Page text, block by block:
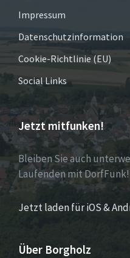
Impressum
Datenschutzinformation
Cookie-Richtlinie (EU)
Social Links
Jetzt mitfunken!
Bleiben Sie auch
Laufenden mit DorfFunk!
Jetzt laden für iOS &
Über Borgholz